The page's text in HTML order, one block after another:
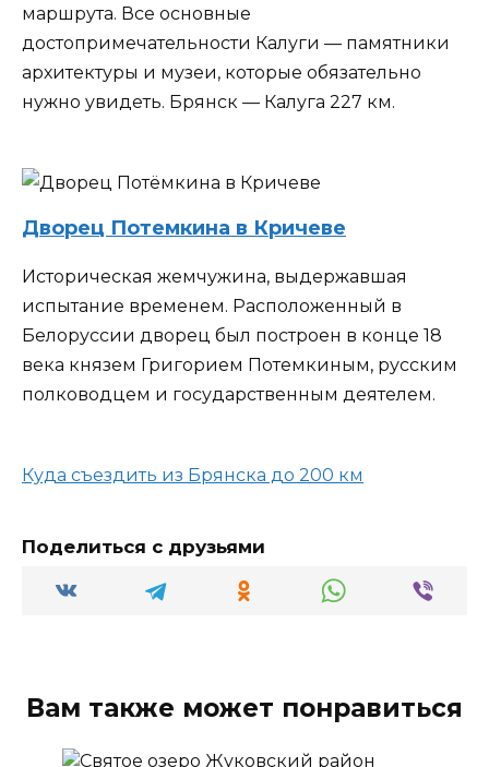
маршрута. Все основные
достопримечательности Калуги — памятники
архитектуры и музеи, которые обязательно
нужно увидеть. Брянск — Калуга 227 км.
Дворец Потемкина в Кричеве
Историческая жемчужина, выдержавшая
испытание временем. Расположенный в
Белоруссии дворец был построен в конце 18
века князем Григорием Потемкиным, русским
полководцем и государственным деятелем.
Куда съездить из Брянска до 200 км
Поделиться с друзьями
Вам также может понравиться